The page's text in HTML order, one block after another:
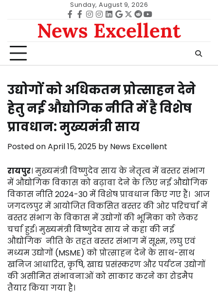
Sunday, August 9, 2026
Facebook
facebook
Instagram
instagram
Linkedin
google
Twitter
redditYoutube
News Excellent
उद्योगों को अधिकतम प्रोत्साहन देने
हेतु नई औद्योगिक नीति में है विशेष
प्रावधान: मुख्यमंत्री साय
Posted onApril 15, 2025 by News Excellent
रायपुर। मुख्यमंत्री विष्णुदेव साय के नेतृत्व में बस्तर संभाग
में औद्योगिक विकास को बढ़ावा देने के लिए नई औद्योगिक
विकास नीति 2024-30 में विशेष प्रावधान किए गए हैं। आज
जगदलपुर में आयोजित विकसित बस्तर की ओर परिचर्चा में
बस्तर संभाग के विकास में उद्योगों की भूमिका को लेकर
चर्चा हुई। मुख्यमंत्री विष्णुदेव साय ने कहा की नई
औद्योगिक नीति के तहत बस्तर संभाग में सूक्ष्म, लघु एवं
मध्यम उद्योगों (MSME) को प्रोत्साहन देने के साथ-साथ
खनिज आधारित, कृषि, खाद्य प्रसंस्करण और पर्यटन उद्योगों
की असीमित संभावनाओं को साकार करने का रोडमैप
तैयार किया गया है।